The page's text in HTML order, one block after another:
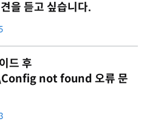
을 듣고 싶습니다.
드 후
not found 오류 문